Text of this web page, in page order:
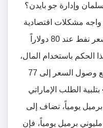
وإدارة جو بايدن؟
مشكلات اقتصادية
نجم عنها تململ ضدّ حكمه، يريد سعر نفط عند 80 دولاراً
الحكم باستخدام المال،
وهو ما يبدو أنه يتّجه إلى تحقيقه مع وصول السعر إلى 77
الطلب الإماراتي
من الإنتاج 600 ألف برميل يومياً، تضاف إلى
مليوني برميل يومياً، فإن